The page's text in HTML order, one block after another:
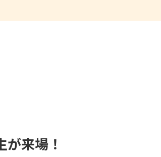
来場！